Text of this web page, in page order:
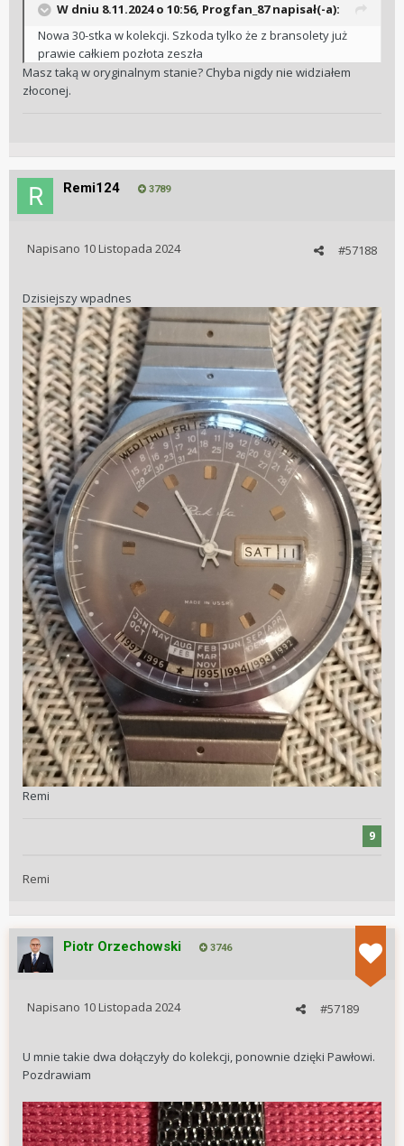
W dniu 8.11.2024 o 10:56, Progfan_87napisał(-a):
Nowa 30-stka w kolekcji. Szkoda tylko że z bransolety już
prawie całkiem pozłota zeszła
Masz taką w oryginalnym stanie? Chyba nigdy nie widziałem
złoconej.
Remi124 3789
#57188
Napisano 10 Listopada 2024
Dzisiejszy wpadnes
Remi
9
Remi
Piotr Orzechowski 3746
#57189
Napisano 10 Listopada 2024
U mnie takie dwa dołączyły do kolekcji, ponownie dzięki Pawłowi.
Pozdrawiam